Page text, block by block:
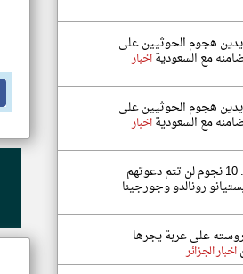
يدين هجوم الحوثيين على
مع السعوديةاخبار
يدين هجوم الحوثيين على
مع السعوديةاخبار
أعداء العريس.. 10 نجوم لن تتم دعوتهم
رونالدو وجورجينا
على عربة يجرها
اخبار الجزائر